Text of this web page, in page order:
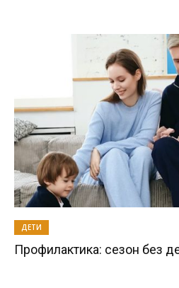
ДЕТИ
Профилактика: сезон без